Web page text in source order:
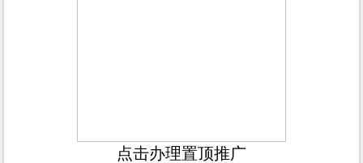
点击办理置顶推广